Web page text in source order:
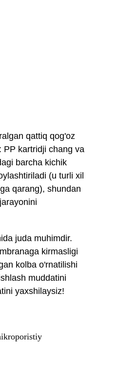
qattiq qog'oz
PP kartridji chang va
barcha kichik
(u turli xil
qarang), shundan
juda muhimdir.
kirmasligi
kolba o'rnatilishi
muddatini
yaxshilaysiz!